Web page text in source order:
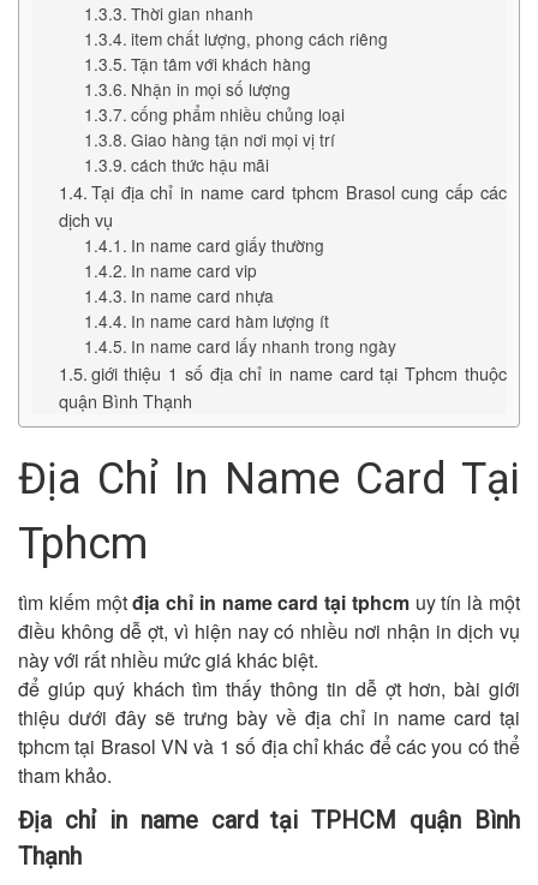
Thời gian nhanh
item chất lượng, phong cách riêng
Tận tâm với khách hàng
Nhận in mọi số lượng
cống phẩm nhiều chủng loại
Giao hàng tận nơi mọi vị trí
cách thức hậu mãi
Tại địa chỉ in name card tphcm Brasol cung cấp các
dịch vụ
In name card giấy thường
In name card vip
In name card nhựa
In name card hàm lượng ít
In name card lấy nhanh trong ngày
giới thiệu 1 số địa chỉ in name card tại Tphcm thuộc
quận Bình Thạnh
Địa Chỉ In Name Card Tại
Tphcm
tìm kiếm mộtđịa chỉ in name card tại tphcmuy tín là một
điều không dễ ợt, vì hiện nay có nhiều nơi nhận in dịch vụ
này với rất nhiều mức giá khác biệt.
để giúp quý khách tìm thấy thông tin dễ ợt hơn, bài giới
thiệu dưới đây sẽ trưng bày về địa chỉ in name card tại
tphcm tại Brasol VN và 1 số địa chỉ khác để các you có thể
tham khảo.
Địa chỉ in name card tại TPHCM quận Bình
Thạnh